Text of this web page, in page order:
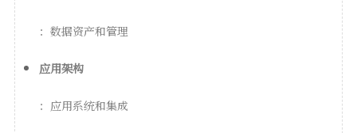
：数据资产和管理
应用架构
：应用系统和集成